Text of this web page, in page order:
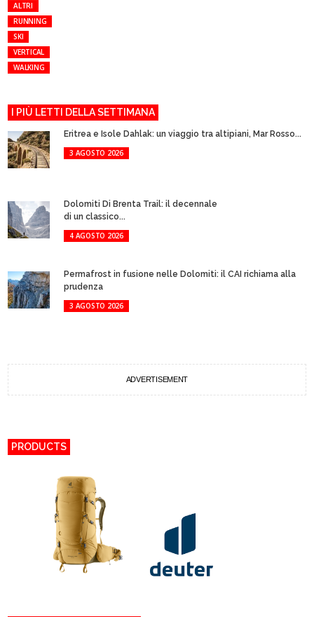
ALTRI
RUNNING
SKI
VERTICAL
WALKING
I PIÙ LETTI DELLA SETTIMANA
Eritrea e Isole Dahlak: un viaggio tra altipiani, Mar Rosso...
3 AGOSTO 2026
Dolomiti Di Brenta Trail: il decennale
di un classico...
4 AGOSTO 2026
Permafrost in fusione nelle Dolomiti: il CAI richiama alla
prudenza
3 AGOSTO 2026
ADVERTISEMENT
PRODUCTS